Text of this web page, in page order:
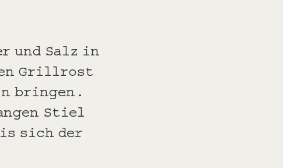
und Salz in
Grillrost
bringen.
Stiel
sich der